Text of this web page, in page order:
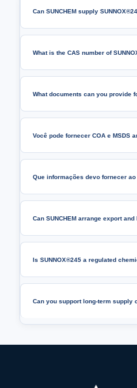
Can SUNCHEM supply
What is the CAS number of
What documents can you provide
Você pode fornecer COA e MSDS
Que informações devo fornecer
Can SUNCHEM arrange export
Is SUNNOX®245 a regulated
Can you support long-term supply